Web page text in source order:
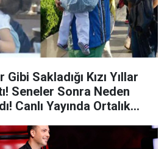
Gibi Sakladığı Kızı Yıllar
Seneler Sonra Neden
Canlı Yayında Ortalık